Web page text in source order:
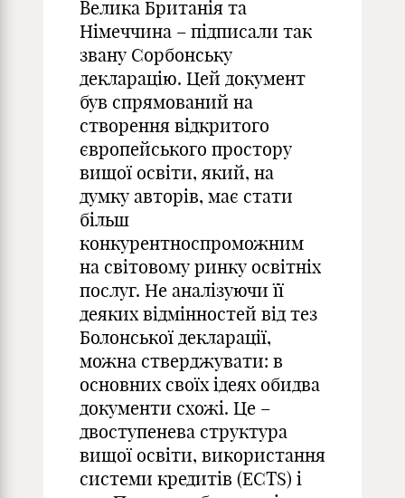
Велика Британія та
Німеччина – підписали так
звану Сорбонську
декларацію. Цей документ
був спрямований на
створення відкритого
європейського простору
вищої освіти, який, на
думку авторів, має стати
більш
конкурентноспроможним
на світовому ринку освітніх
послуг. Не аналізуючи її
деяких відмінностей від тез
Болонської декларації,
можна стверджувати: в
основних своїх ідеях обидва
документи схожі. Це –
двоступенева структура
вищої освіти, використання
системи кредитів (ECTS) і